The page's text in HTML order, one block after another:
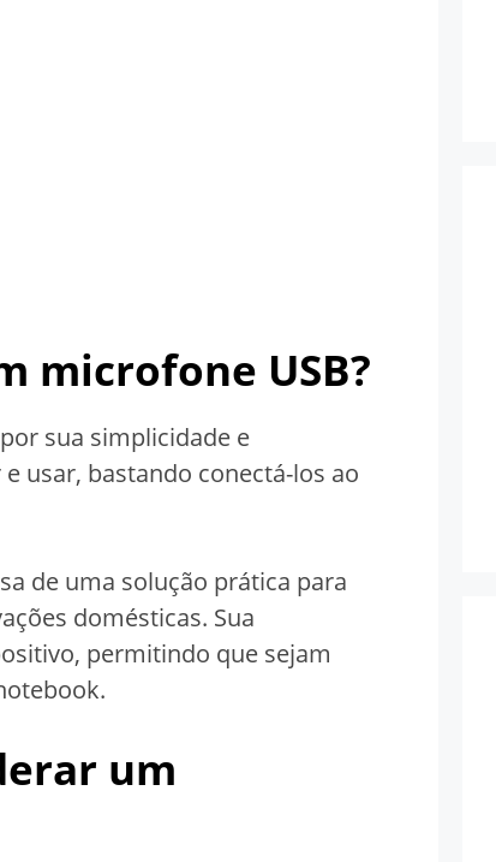
microfone USB?
sua simplicidade e
usar, bastando conectá-los ao
de uma solução prática para
domésticas. Sua
permitindo que sejam
um